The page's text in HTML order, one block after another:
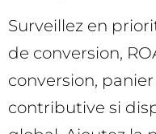
Surveillez en
de conversion,
conversion,
contributive si